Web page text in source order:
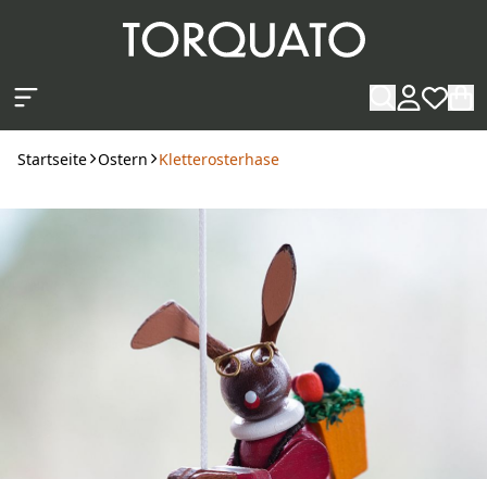
Startseite Ostern Kletterosterhase